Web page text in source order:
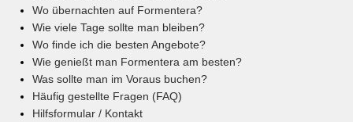
Wo übernachten auf Formentera?
Wie viele Tage sollte man bleiben?
Wo finde ich die besten Angebote?
Wie genießt man Formentera am besten?
Was sollte man im Voraus buchen?
Häufig gestellte Fragen (FAQ)
Hilfsformular / Kontakt